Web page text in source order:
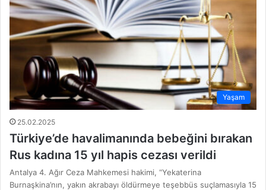
Yaşam
25.02.2025
Türkiye’de havalimanında bebeğini bırakan
Rus kadına 15 yıl hapis cezası verildi
Antalya 4. Ağır Ceza Mahkemesi hakimi, “Yekaterina
Burnaşkina’nın, yakın akrabayı öldürmeye teşebbüs suçlamasıyla 15